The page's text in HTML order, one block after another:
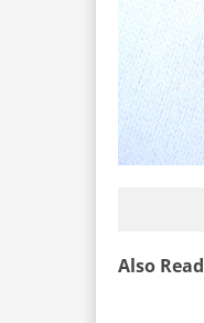
Also Read